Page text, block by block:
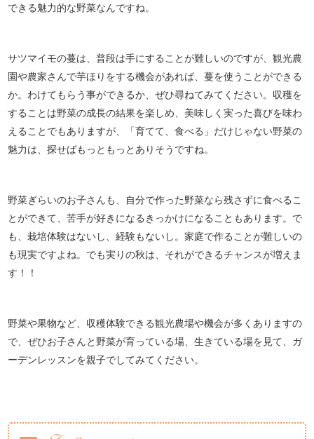
できる魅力的な野菜なんですね。
サツマイモの蔓は、普段は手にすることが難しいのですが、観光農
園や農家さんで芋ほりをする機会があれば、蔓を使うことができる
か。わけてもらう事ができるか、ぜひ尋ねてみてください。収穫を
することは野菜の成長の結果を楽しめ、美味しく実った喜びを味わ
えることでもありますが、「育てて、食べる」だけじゃない野菜の
魅力は、探せばもっともっとありそうですね。
野菜ぎらいのお子さんも、自分で作った野菜なら残さずに食べるこ
とができて、苦手が好きになるきっかけになることもあります。で
も、栽培体験はないし、経験もないし。家庭で作ることが難しいの
も現実ですよね。でも実りの秋は、それができるチャンスが増えま
す！！
野菜や果物など、収穫体験できる観光農場や機会が多くありますの
で、ぜひお子さんと野菜が育っている場、生きている場を見て、ガ
ーデンレッスンを親子でしてみてください。